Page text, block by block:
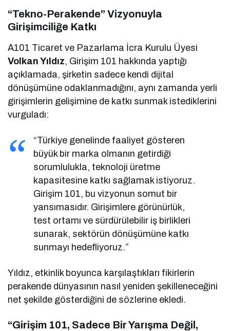
“Tekno-Perakende” Vizyonuyla
Girişimciliğe Katkı
A101 Ticaret ve Pazarlama İcra Kurulu Üyesi
Volkan Yıldız, Girişim 101 hakkında yaptığı
açıklamada, şirketin sadece kendi dijital
dönüşümüne odaklanmadığını, aynı zamanda yerli
girişimlerin gelişimine de katkı sunmak istediklerini
vurguladı:
“Türkiye genelinde faaliyet gösteren
büyük bir marka olmanın getirdiği
sorumlulukla, teknoloji üretme
kapasitesine katkı sağlamak istiyoruz.
Girişim 101, bu vizyonun somut bir
yansımasıdır. Girişimlere görünürlük,
test ortamı ve sürdürülebilir iş birlikleri
sunarak, sektörün dönüşümüne katkı
sunmayı hedefliyoruz.”
Yıldız, etkinlik boyunca karşılaştıkları fikirlerin
perakende dünyasının nasıl yeniden şekilleneceğini
net şekilde gösterdiğini de sözlerine ekledi.
“Girişim 101, Sadece Bir Yarışma Değil,